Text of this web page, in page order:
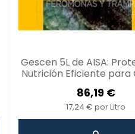
Gescen 5L de AISA:
Nutrición Eficiente para
de Frutales, Viñas y
86,19 €
17,24 € por Litro